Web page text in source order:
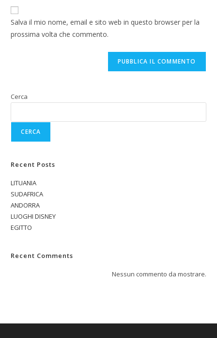
Salva il mio nome, email e sito web in questo browser per la
prossima volta che commento.
Cerca
CERCA
Recent Posts
LITUANIA
SUDAFRICA
ANDORRA
LUOGHI DISNEY
EGITTO
Recent Comments
Nessun commento da mostrare.